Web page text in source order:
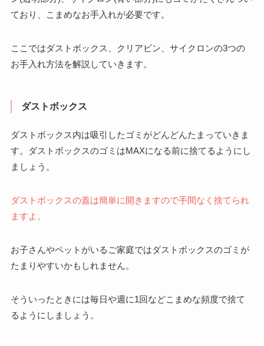
ており、こまめなお手入れが必要です。
ここではダストボックス、クリアビン、サイクロンの3つの
お手入れ方法を解説していきます。
ダストボックス
ダストボックス内は吸引したゴミがどんどんたまっていきま
す。ダストボックスのゴミはMAXになる前に捨てるようにし
ましょう。
ダストボックスの蓋は簡単に開きますので手間なく捨てられ
ますよ。
お子さんやペットがいるご家庭ではダストボックスのゴミが
たまりやすいかもしれません。
そういったときには毎日や週に1回などこまめな頻度で捨て
るようにしましょう。